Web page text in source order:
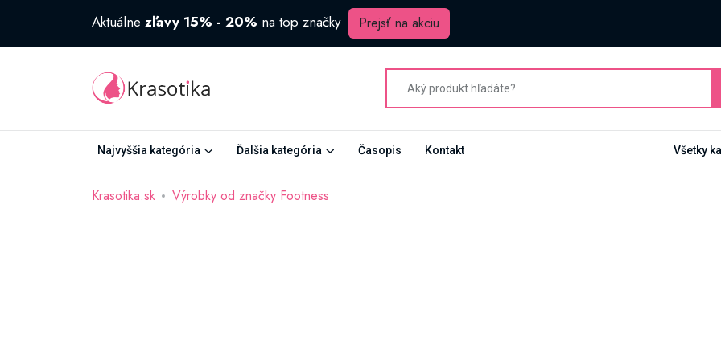
Aktuálne zľavy 15% - 20% na top značky Prejsť na akciu
Najvyššia kategória Ďalšia kategória Časopis Kontakt Všetky
Krasotika.sk Výrobky od značky Footness